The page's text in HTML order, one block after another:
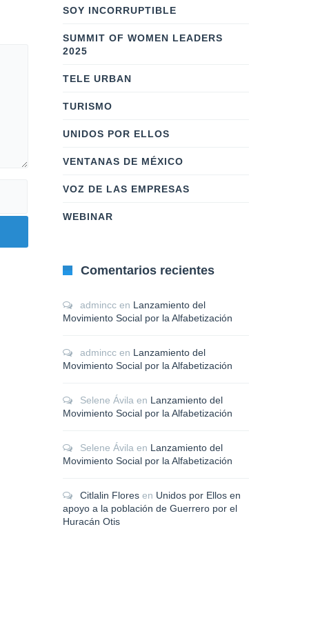
SOY INCORRUPTIBLE
SUMMIT OF WOMEN LEADERS
2025
TELE URBAN
TURISMO
UNIDOS POR ELLOS
VENTANAS DE MÉXICO
VOZ DE LAS EMPRESAS
WEBINAR
Comentarios recientes
admincc en Lanzamiento del
Movimiento Social por la Alfabetización
admincc en Lanzamiento del
Movimiento Social por la Alfabetización
Selene Ávila en Lanzamiento del
Movimiento Social por la Alfabetización
Selene Ávila en Lanzamiento del
Movimiento Social por la Alfabetización
Citlalin Flores en Unidos por Ellos en
apoyo a la población de Guerrero por el
Huracán Otis